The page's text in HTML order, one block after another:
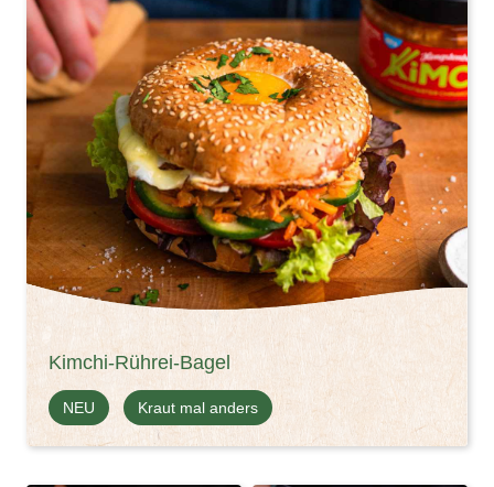
Kimchi-Rührei-Bagel
NEU Kraut mal anders